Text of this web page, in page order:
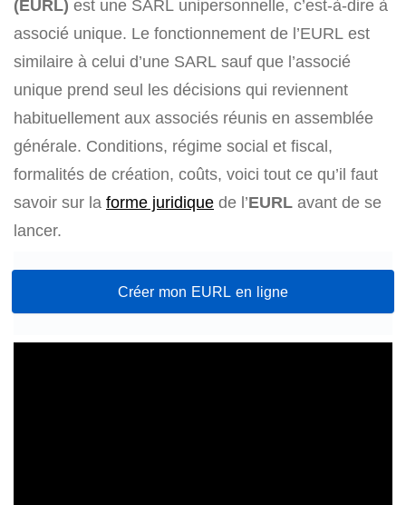
(EURL) est une SARL unipersonnelle, c’est-à-dire à
associé unique. Le fonctionnement de l’EURL est
similaire à celui d’une SARL sauf que l’associé
unique prend seul les décisions qui reviennent
habituellement aux associés réunis en assemblée
générale. Conditions, régime social et fiscal,
formalités de création, coûts, voici tout ce qu’il faut
savoir sur la forme juridique de l’EURL avant de se
lancer.
Créer mon EURL en ligne